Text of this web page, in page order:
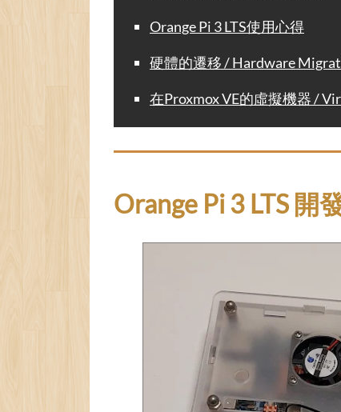
Orange Pi 3 LTS使用心得
硬體的遷移 / Hardware
在Proxmox VE的虛擬機器 /
Orange Pi 3 LTS 開